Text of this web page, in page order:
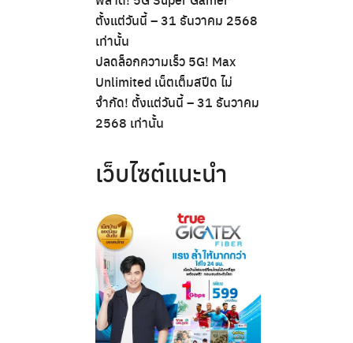
ตั้งแต่วันนี้ – 31 ธันวาคม 2568
เท่านั้น
ปลดล็อกความเร็ว 5G! Max
Unlimited เน็ตเต็มสปีด ไม่
จำกัด! ตั้งแต่วันนี้ – 31 ธันวาคม
2568 เท่านั้น
เว็บไซต์แนะนำ